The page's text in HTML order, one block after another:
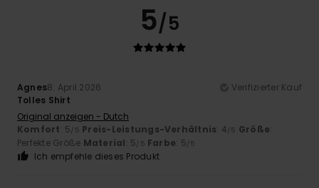
5/5
Agnes8. April 2026
Verifizierter Kauf
Tolles Shirt
Original anzeigen - Dutch
Komfort: 5/5 Preis-Leistungs-Verhältnis: 4/5 Größe:
Perfekte Größe Material: 5/5 Farbe: 5/5
Ich empfehle dieses Produkt